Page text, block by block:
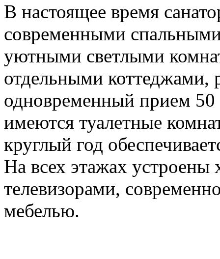
В настоящее время
современными
уютными светлыми
отдельными коттеджами,
одновременный прием
имеются туалетные
круглый год
На всех этажах
телевизорами,
мебелью.